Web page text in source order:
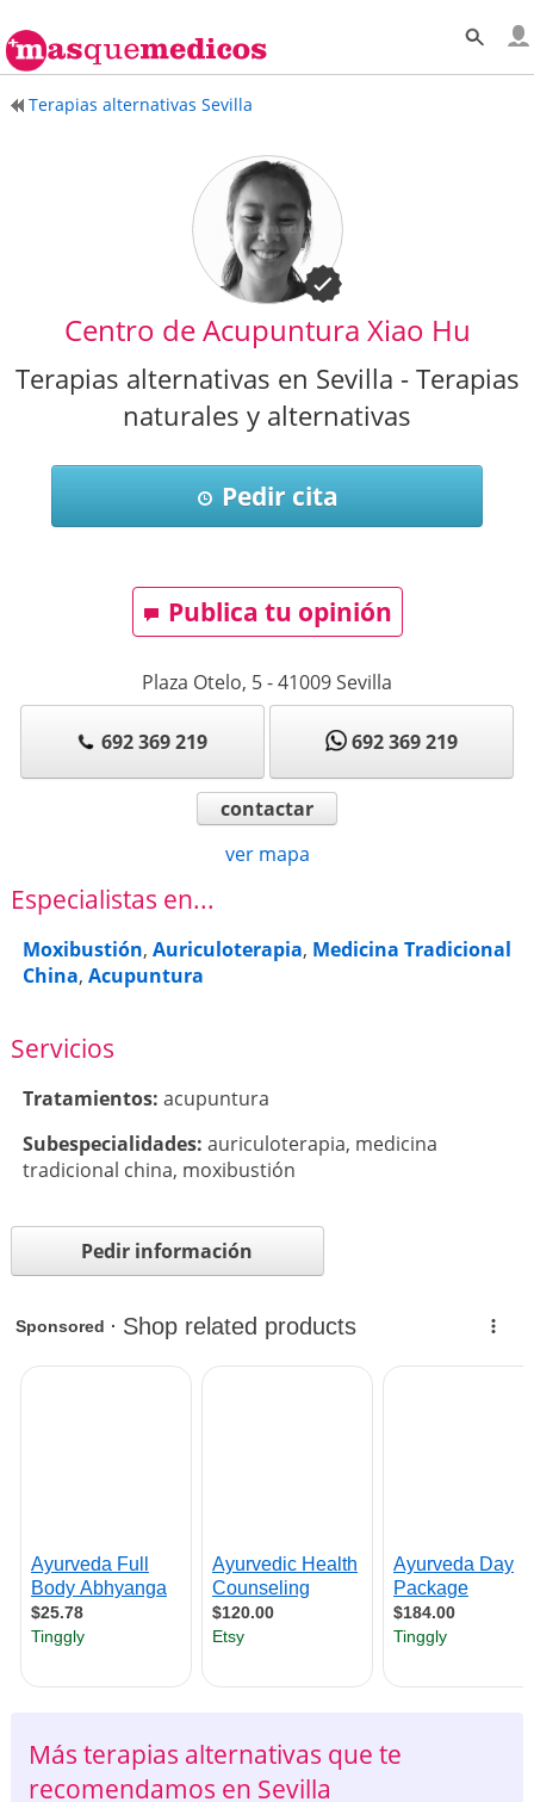
Terapias alternativas Sevilla
Centro de Acupuntura Xiao Hu
Terapias alternativas en Sevilla - Terapias
naturales y alternativas
Pedir cita
Publica tu opinión
Plaza Otelo, 5-41009Sevilla
692 369 219 692 369 219
contactar
ver mapa
Especialistas en...
Moxibustión, Auriculoterapia, Medicina Tradicional
China, Acupuntura
Servicios
Tratamientos: acupuntura
Subespecialidades: auriculoterapia, medicina
tradicional china, moxibustión
Pedir información
Más terapias alternativas que te
recomendamos en Sevilla